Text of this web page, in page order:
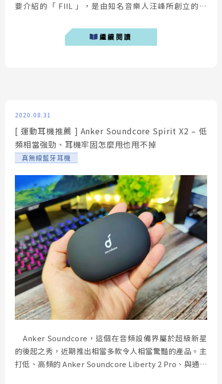
要介紹的「 FIIL 」，是由知名音樂人汪峰所創立的品
極低的遊戲延遲、ANC+ENC雙降噪模式、支援無線充電
都讓筆者眼睛為之一亮！ FIIL T1 Pro開箱 ...
繼續閱讀
2020.08.31
[ 運動耳機推薦 ] Anker Soundcore Spirit X2 – 低
頻相當強勁、耳機牢固怎麼甩也甩不掉
真無線藍牙耳機
Anker Soundcore，這個在音頻設備界屬於超級新星
的後起之秀，近期推出相當多款令人相當驚豔的產品。主
打低、高頻的 Anker Soundcore Liberty 2 Pro、與通話